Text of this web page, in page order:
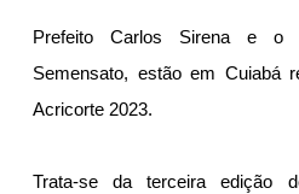
Prefeito Carlos Sirena e o
Semensato, estão em Cuiabá
Acricorte 2023.
Trata-se da terceira edição